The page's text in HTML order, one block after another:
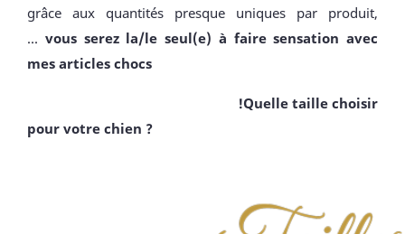
grâce aux quantités presque uniques par produit,
... vous serez la/le seul(e) à faire sensation avec
mes articles chocs
!Quelle taille choisir
pour votre chien ?